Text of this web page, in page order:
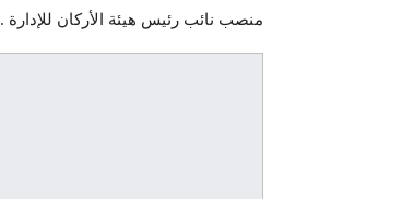
منصب نائب رئيس هيئة الأركان للإدارة .